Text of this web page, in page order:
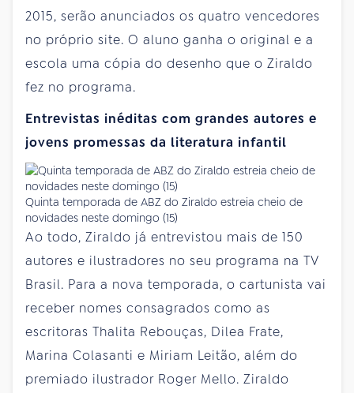
2015, serão anunciados os quatro vencedores
no próprio site. O aluno ganha o original e a
escola uma cópia do desenho que o Ziraldo
fez no programa.
Entrevistas inéditas com grandes autores e
jovens promessas da literatura infantil
Quinta temporada de ABZ do Ziraldo estreia cheio de
novidades neste domingo (15)
Ao todo, Ziraldo já entrevistou mais de 150
autores e ilustradores no seu programa na TV
Brasil. Para a nova temporada, o cartunista vai
receber nomes consagrados como as
escritoras Thalita Rebouças, Dilea Frate,
Marina Colasanti e Miriam Leitão, além do
premiado ilustrador Roger Mello. Ziraldo